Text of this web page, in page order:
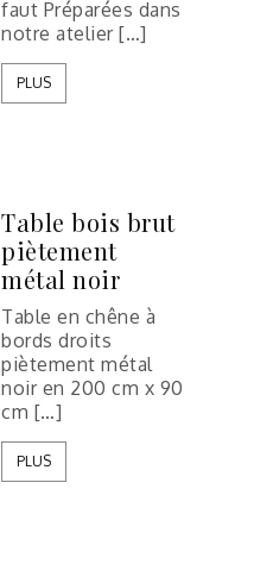
faut Préparées dans
notre atelier […]
PLUS
Table bois brut
piètement
métal noir
Table en chêne à
bords droits
piètement métal
noir en 200 cm x 90
cm […]
PLUS